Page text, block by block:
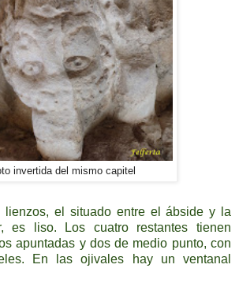
invertida del mismo capitel
lienzos, el situado entre el ábside y la
es liso. Los cuatro restantes tienen
apuntadas y dos de medio punto, con
En las ojivales hay un ventanal